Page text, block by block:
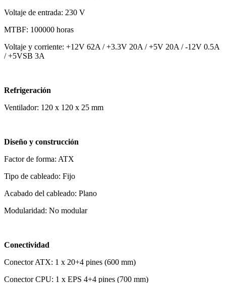
Voltaje de entrada: 230 V
MTBF: 100000 horas
Voltaje y corriente: +12V 62A / +3.3V 20A / +5V 20A / -12V 0.5A
/ +5VSB 3A
Refrigeración
Ventilador: 120 x 120 x 25 mm
Diseño y construcción
Factor de forma: ATX
Tipo de cableado: Fijo
Acabado del cableado: Plano
Modularidad: No modular
Conectividad
Conector ATX: 1 x 20+4 pines (600 mm)
Conector CPU: 1 x EPS 4+4 pines (700 mm)